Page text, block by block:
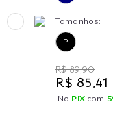
Tamanhos:
P
R$ 89,90
R$ 85,41
No PIXcom